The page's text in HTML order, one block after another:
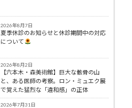
2026年8月7日
夏季休診のお知らせと休診期間中の対応
について
2026年8月2日
【六本木・森美術館】巨大な骸骨の山
と、ある医師の考察。ロン・ミュエク展
で覚えた猛烈な「違和感」の正体
2026年7月31日